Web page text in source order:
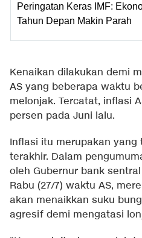
Peringatan Keras IMF:
Tahun Depan Makin Parah
Kenaikan dilakukan demi
AS yang beberapa waktu
melonjak. Tercatat, inflasi
persen pada Juni lalu.
Inflasi itu merupakan
terakhir. Dalam
oleh Gubernur bank
Rabu (27/7) waktu AS,
akan menaikkan suku
agresif demi mengatasi